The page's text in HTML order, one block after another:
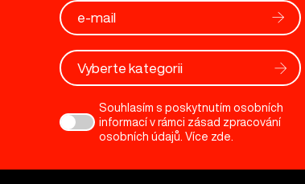
Vyberte kategorii
Souhlasím s poskytnutím osobních
informací v rámci zásad zpracování
osobních údajů. Více zde.